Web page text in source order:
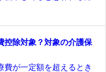
控除対象？対象の介護保
費が一定額を超えるとき